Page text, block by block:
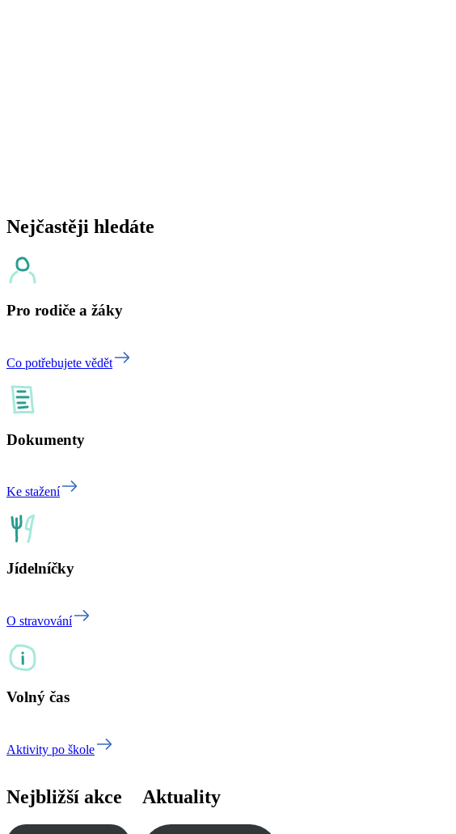
Nejčastěji hledáte
Pro rodiče a žáky
Co potřebujete vědět
Dokumenty
Ke stažení
Jídelníčky
O stravování
Volný čas
Aktivity po škole
Nejbližší akce Aktuality